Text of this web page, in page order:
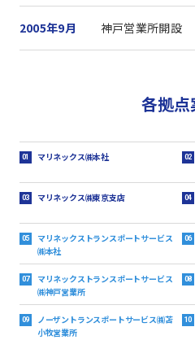
2005年9月 神戸営業所開設
各拠点
01 マリネックス㈱本社 02
03 マリネックス㈱東京支店 04
05
マリネックストランスポートサービス
㈱本社
06
07
マリネックストランスポートサービス
㈱神戸営業所
08
09 ノーザントランスポートサービス㈱苫
小牧営業所
10